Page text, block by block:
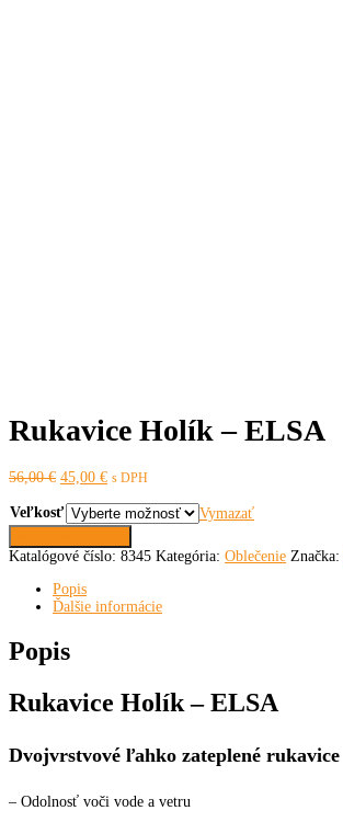
Rukavice Holík – ELSA
56,00€ Pôvodná
bola:
56,00 €.
45,00 €Aktuálna
je:
45,00 €.
s DPH
Veľkosť
Vymazať
množstvo
Rukavice
Holík
ELSA
Katalógové číslo: 8345 Kategória: Oblečenie Značka:
Popis
Ďalšie informácie
Popis
Rukavice Holík – ELSA
Dvojvrstvové ľahko zateplené rukavice
– Odolnosť voči vode a vetru